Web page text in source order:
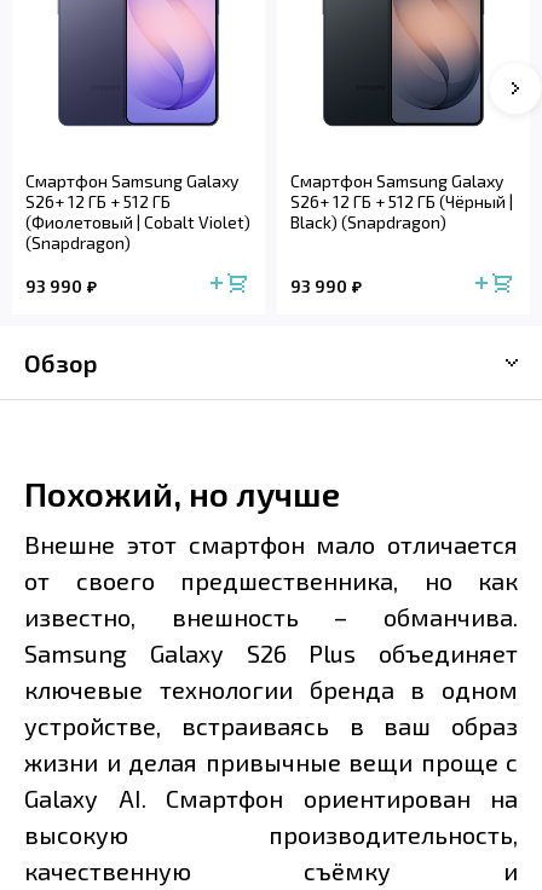
Смартфон Samsung Galaxy
S26+ 12 ГБ + 512 ГБ
(Фиолетовый | Cobalt Violet)
(Snapdragon)
93 990
Смартфон Samsung Galaxy
S26+ 12 ГБ + 512 ГБ (Чёрный |
Black) (Snapdragon)
93 990
Обзор
Похожий, но лучше
Внешне этот смартфон мало отличается
от своего предшественника, но как
известно, внешность – обманчива.
Samsung Galaxy S26 Plus объединяет
ключевые технологии бренда в одном
устройстве, встраиваясь в ваш образ
жизни и делая привычные вещи проще с
Galaxy AI. Смартфон ориентирован на
высокую производительность,
качественную съёмку и